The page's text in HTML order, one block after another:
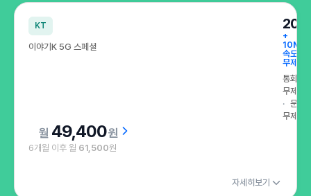
KT
이야기K 5G 스페셜
+
속도
무제한
통화
무제한
문자
무제한
49,400원
6개월 이후 월 61,500원
자세히보기